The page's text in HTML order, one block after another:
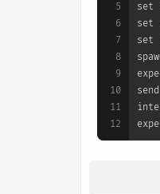
5
6
7
8
9
10
11
12
set
set
set